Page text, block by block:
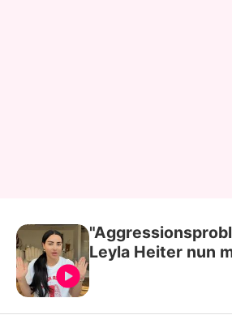
Leyla Heiter nun